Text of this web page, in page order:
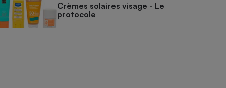
Crèmes solaires visage - Le
protocole